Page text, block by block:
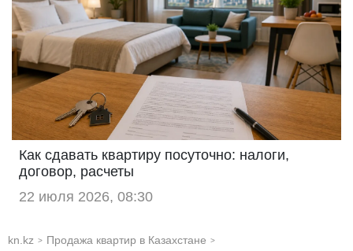
Как сдавать квартиру посуточно: налоги,
договор, расчеты
22 июля 2026, 08:30
kn.kz > Продажа квартир в Казахстане >